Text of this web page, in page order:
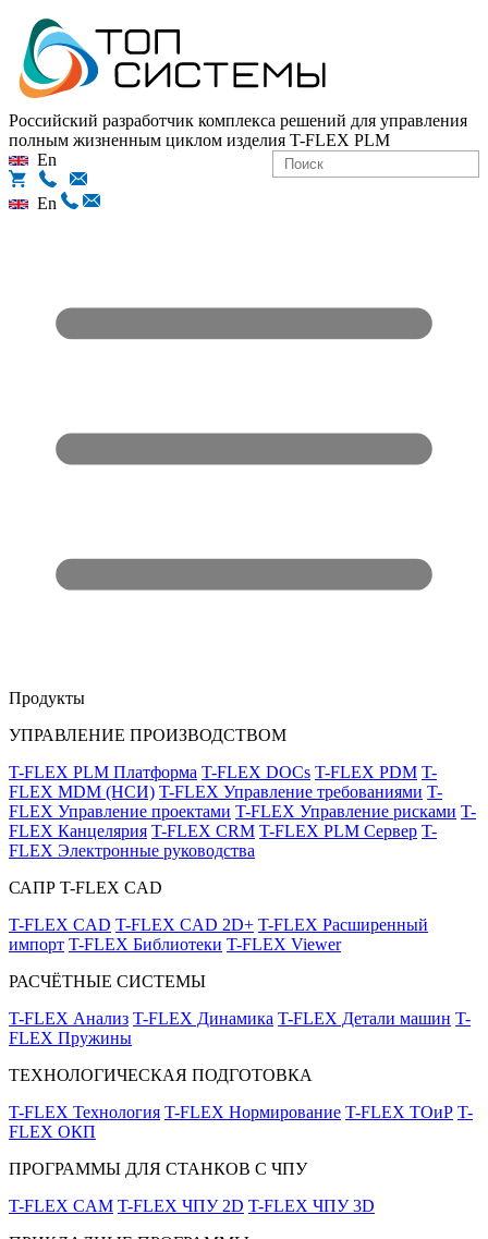
Российский разработчик комплекса решений для управления
полным жизненным циклом изделия T-FLEX PLM
En
En
Продукты
УПРАВЛЕНИЕ ПРОИЗВОДСТВОМ
T-FLEX PLM Платформа T-FLEX DOCs T-FLEX PDM T-
FLEX MDM (НСИ) T-FLEX Управление требованиями T-
FLEX Управление проектами T-FLEX Управление рисками T-
FLEX Канцелярия T-FLEX CRM T-FLEX PLM Сервер T-
FLEX Электронные руководства
САПР T-FLEX CAD
T-FLEX CAD T-FLEX CAD 2D+ T-FLEX Расширенный
импорт T-FLEX Библиотеки T-FLEX Viewer
РАСЧЁТНЫЕ СИСТЕМЫ
T-FLEX Анализ T-FLEX Динамика T-FLEX Детали машин T-
FLEX Пружины
ТЕХНОЛОГИЧЕСКАЯ ПОДГОТОВКА
T-FLEX Технология T-FLEX Нормирование T-FLEX ТОиР T-
FLEX ОКП
ПРОГРАММЫ ДЛЯ СТАНКОВ С ЧПУ
T-FLEX CAM T-FLEX ЧПУ 2D T-FLEX ЧПУ 3D